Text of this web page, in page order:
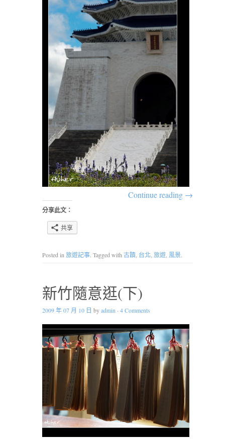
Continue reading →
分享此文：
共享
Posted in 旅遊記事. Tagged with 古蹟 台北 旅遊 風景.
新竹隨意逛(下)
2009 年 07 月 10 日 byadmin · 4 Comments